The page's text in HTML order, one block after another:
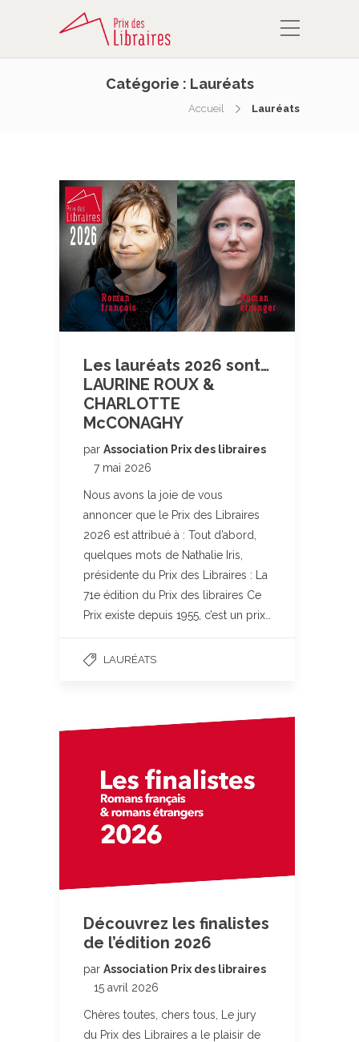
Catégorie : Lauréats
Accueil Lauréats
Les lauréats 2026 sont…
LAURINE ROUX &
CHARLOTTE
McCONAGHY
par Association Prix des libraires
7 mai 2026
Nous avons la joie de vous
annoncer que le Prix des Libraires
2026 est attribué à : Tout d’abord,
quelques mots de Nathalie Iris,
présidente du Prix des Libraires : La
71e édition du Prix des libraires Ce
Prix existe depuis 1955, c’est un prix…
LAURÉATS
Découvrez les finalistes
de l’édition 2026
par Association Prix des libraires
15 avril 2026
Chères toutes, chers tous, Le jury
du Prix des Libraires a le plaisir de